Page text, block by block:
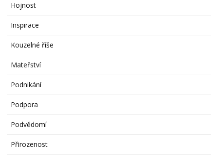
Hojnost
Inspirace
Kouzelné říše
Mateřství
Podnikání
Podpora
Podvědomí
Přirozenost